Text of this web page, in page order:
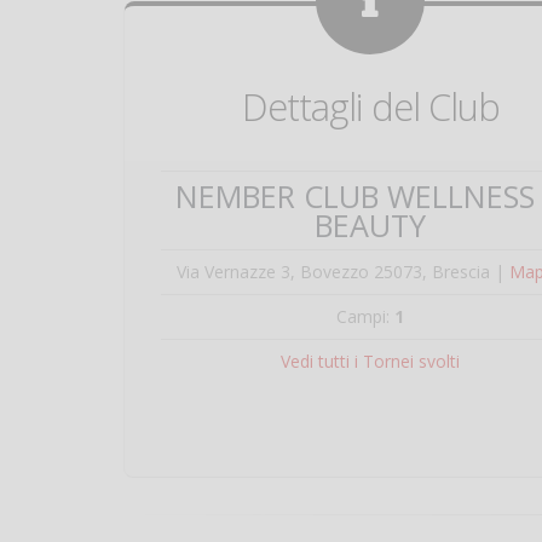
Dettagli del Club
NEMBER CLUB
BEAUTY
Via Vernazze 3, Bovezzo 25073, Brescia |
Campi: 1
Vedi tutti i Tornei svolti